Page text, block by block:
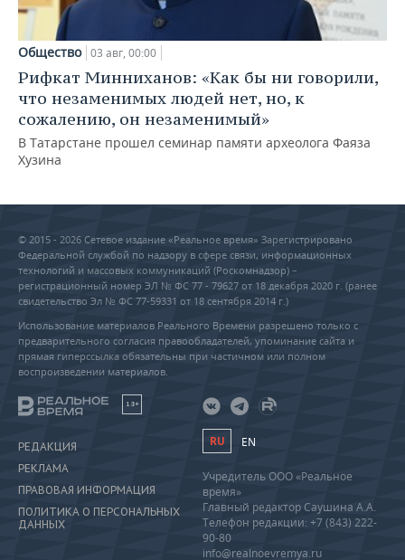
Общество 03 авг, 00:00
Рифкат Минниханов: «Как бы ни говорили,
что незаменимых людей нет, но, к
сожалению, он незаменимый»
В Татарстане прошел семинар памяти археолога Фаяза
Хузина
© 2015 - 2026 Сетевое издание «Реальное время» Зарегистрировано
Федеральной службой по надзору в сфере связи, информационных
технологий и массовых коммуникаций (Роскомнадзор) –
регистрационный номер ЭЛ № ФС 77 - 79627 от 18 декабря 2020 г. (ранее
свидетельство Эл № ФС 77-59331 от 18 сентября 2014 г.)
Использование материалов Реального Времени разрешено только с
предварительного согласия правообладателей, упоминание сайта и
прямая гиперссылка обязательны при частичном или полном
воспроизведении материалов.
18+
РЕДАКЦИЯ
РЕКЛАМА
ПРАВОВАЯ ИНФОРМАЦИЯ
ПОЛИТИКА О ПЕРСОНАЛЬНЫХ
ДАННЫХ
RU EN
Учредитель ООО «Реальное
время»
Главный редактор Саушина А.А.
Телефон редакции: +7 (843) 222-
90-80
info@realnoevremya.ru